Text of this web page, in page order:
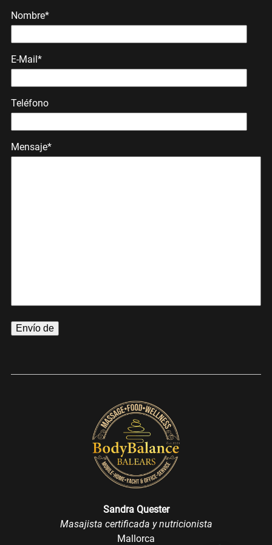
Nombre*
E-Mail*
Teléfono
Mensaje*
Sandra Quester
Masajista certificada y nutricionista
Mallorca